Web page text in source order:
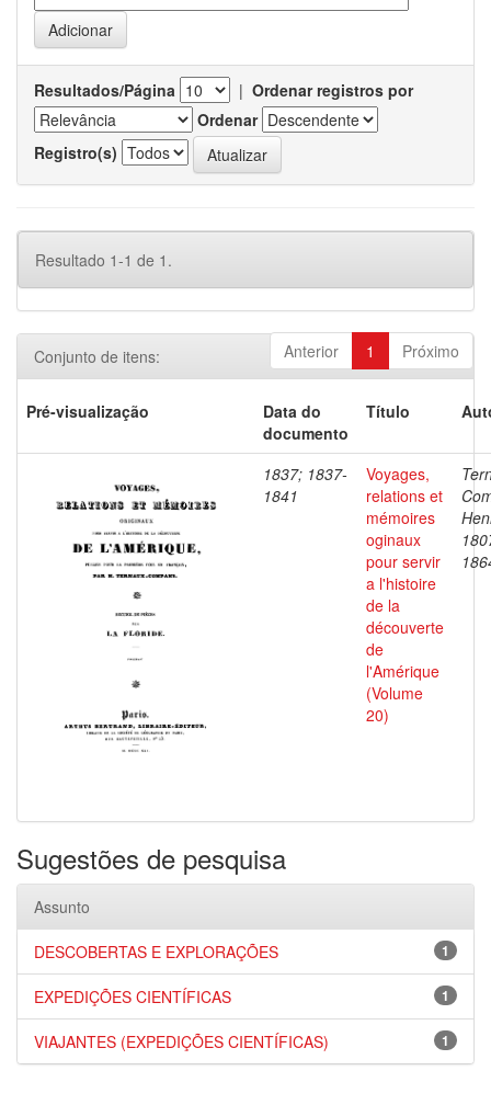
Resultados/Página | Ordenar registros por
Ordenar
Registro(s)
Resultado 1-1 de 1.
Anterior 1 Próximo
Conjunto de itens:
Pré-visualização
Data do
documento
Título
1837; 1837-
1841
Voyages,
relations et
mémoires
oginaux
pour servir
a l'histoire
de la
découverte
de
l'Amérique
(Volume
20)
Sugestões de pesquisa
Assunto
1
DESCOBERTAS E EXPLORAÇÕES
1
EXPEDIÇÕES CIENTÍFICAS
1
VIAJANTES (EXPEDIÇÕES CIENTÍFICAS)